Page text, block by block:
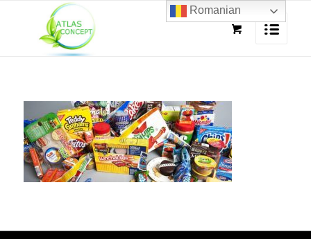
Romanian